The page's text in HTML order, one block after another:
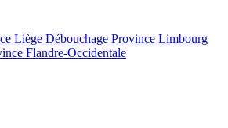
Liège Débouchage Province Limbourg
Flandre-Occidentale